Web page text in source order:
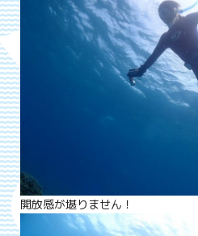
開放感が堪りません！